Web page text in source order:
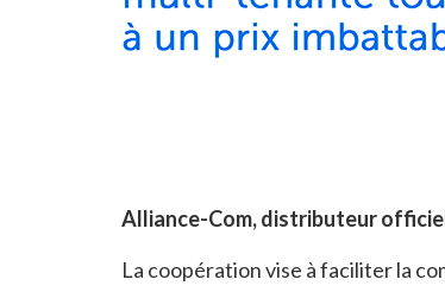
Alliance-Com, distributeur
La coopération vise à faciliter la